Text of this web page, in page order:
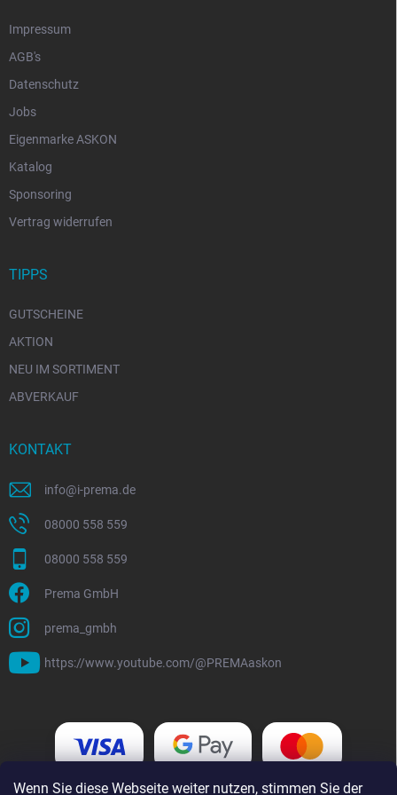
Wenn Sie diese Webseite weiter nutzen, stimmen Sie der
Impressum
AGB's
Datenschutz
Jobs
Eigenmarke ASKON
Katalog
Sponsoring
Vertrag widerrufen
TIPPS
GUTSCHEINE
AKTION
NEU IM SORTIMENT
ABVERKAUF
KONTAKT
info@i-prema.de
08000 558 559
08000 558 559
Prema GmbH
prema_gmbh
https://www.youtube.com/@PREMAaskon